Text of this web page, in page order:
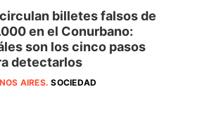
billetes falsos de
en el Conurbano:
son los cinco pasos
detectarlos
AIRES.SOCIEDAD